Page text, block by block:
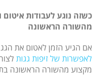
כשזה נוגע לעבודות איטום
מהשורה הראשונה
אם הגיע הזמן לאטום את
לאפשרות של זיפות גגות
מקצוע מהשורה הראשונה